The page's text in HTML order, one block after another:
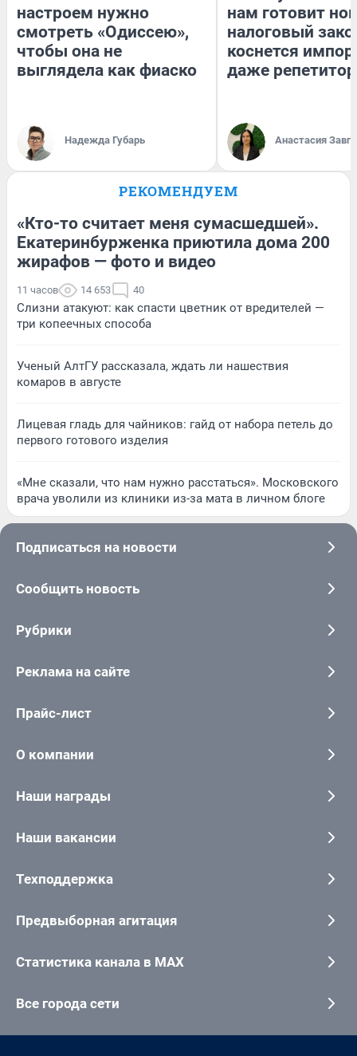
настроем нужно
смотреть «Одиссею»,
чтобы она не
выглядела как фиаско
Надежда Губарь
нам готовит
налоговый
коснется
даже
Анастасия
РЕКОМЕНДУЕМ
«Кто-то считает меня сумасшедшей».
Екатеринбурженка приютила дома 200
жирафов — фото и видео
11 часов 14 653 40
Слизни атакуют: как спасти цветник от вредителей —
три копеечных способа
Ученый АлтГУ рассказала, ждать ли нашествия
комаров в августе
Лицевая гладь для чайников: гайд от набора петель до
первого готового изделия
«Мне сказали, что нам нужно расстаться». Московского
врача уволили из клиники из-за мата в личном блоге
Подписаться на новости
Сообщить новость
Рубрики
Реклама на сайте
Прайс-лист
О компании
Наши награды
Наши вакансии
Техподдержка
Предвыборная агитация
Статистика канала в MAX
Все города сети